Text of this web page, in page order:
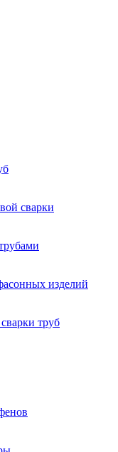
сварки
изделий
труб